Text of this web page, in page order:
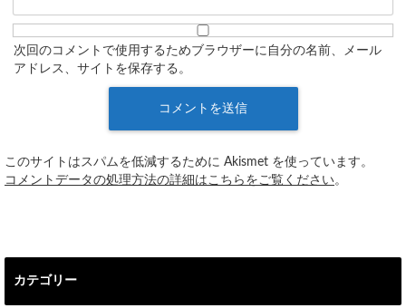
次回のコメントで使用するためブラウザーに自分の名前、メール
アドレス、サイトを保存する。
このサイトはスパムを低減するために Akismet を使っています。
コメントデータの処理方法の詳細はこちらをご覧ください。
カテゴリー